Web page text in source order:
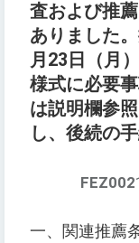
査および推
ありました
月23日（月
様式に必要
は説明欄参
し、後続の
FEZ002
一、関連推薦